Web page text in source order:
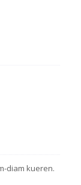
diam kueren.